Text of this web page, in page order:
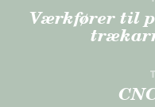
Værkfører til